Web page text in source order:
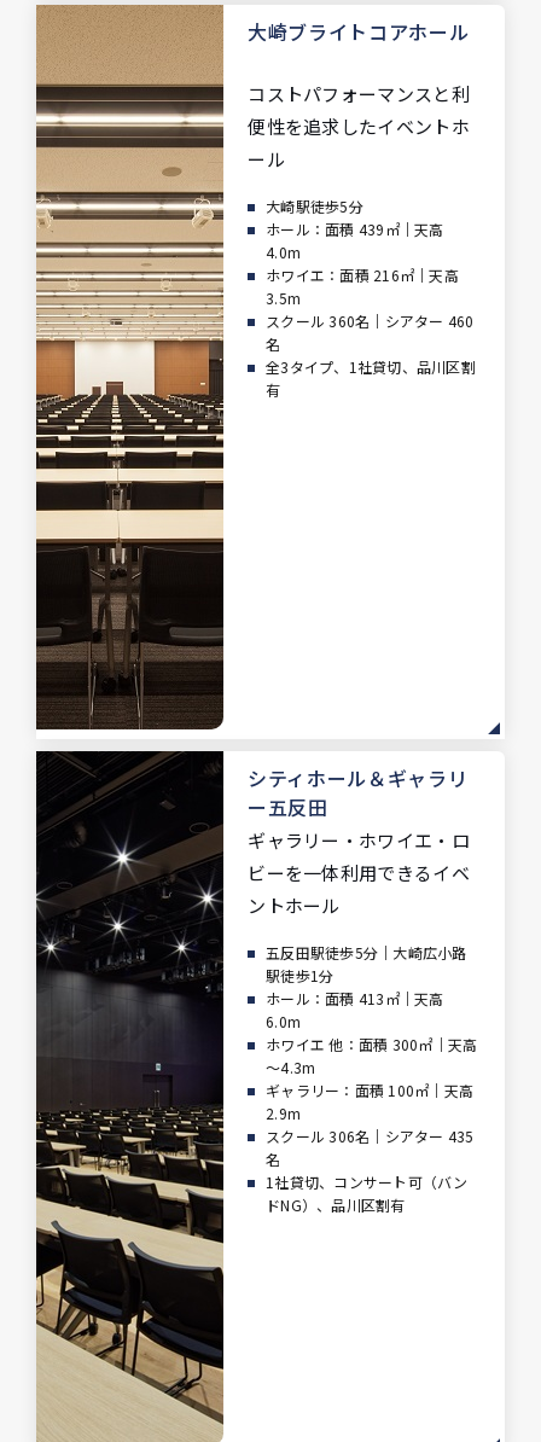
大崎ブライトコアホール
コストパフォーマンスと利
便性を追求したイベントホ
ール
大崎駅徒歩5分
ホール：面積 439㎡｜天高
4.0m
ホワイエ：面積 216㎡｜天高
3.5m
スクール 360名｜シアター 460
名
全3タイプ、1社貸切、品川区割
有
シティホール＆ギャラリ
ー五反田
ギャラリー・ホワイエ・ロ
ビーを一体利用できるイベ
ントホール
五反田駅徒歩5分｜大崎広小路
駅徒歩1分
ホール：面積 413㎡｜天高
6.0m
ホワイエ 他：面積 300㎡｜天高
～4.3m
ギャラリー：面積 100㎡｜天高
2.9m
スクール 306名｜シアター 435
名
1社貸切、コンサート可（バン
ドNG）、品川区割有